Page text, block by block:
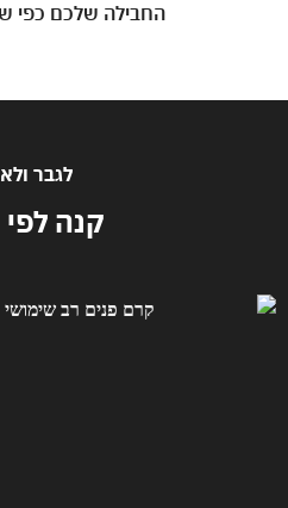
החבילה שלכם כפי
לגבר ולאשה
קנה לפי